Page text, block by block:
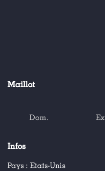
Maillot
Dom.
Infos
Pays : Etats-Unis